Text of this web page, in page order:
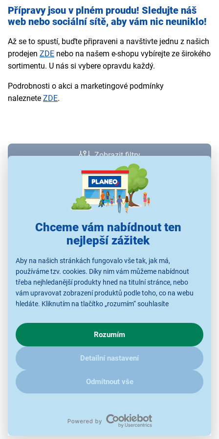
Chceme vám nabídnout ten
nejlepší zážitek
Aby na našich stránkách fungovalo vše tak, jak má,
používáme tzv. cookies. Díky nim vám můžeme nabídnout
třeba nejhledanější produkty hned na titulní stránce, nebo
vám upravovat zobrazení produktů podle toho, co na webu
hledáte. Kliknutím na tlačítko „rozumím“ souhlasíte
chování na webu pro zobrazení cílených reklam. Pokud vás
zajímají detaily, jak u nás s cookies a dalšími údaji pracujeme,
kliknětesem.
Rozumím
Detailní nastavení
Odmítnout vše
Přípravy jsou v plném proudu! Sledujte náš
web nebo sociální sítě, aby vám nic neuniklo!
Až se to spustí, buďte připraveni a navštivte jednu z našich
prodejen ZDE nebo na našem e-shopu vybírejte ze širokého
sortimentu. U nás si vybere opravdu každý.
Podrobnosti o akci a marketingové podmínky
naleznete ZDE.
Zobrazit filtry
0 produktů
Řazení: Dle doporučení
Použité obrázky jsou pouze ilustrativní a technické specifikace se
mohou v průběhu času změnit bez předchozího upozornění.